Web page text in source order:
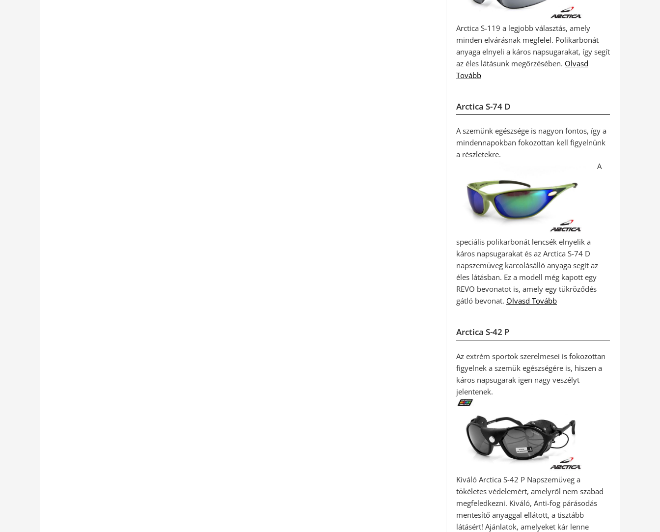
Arctica S-119 a legjobb választás, amely
minden elvárásnak megfelel. Polikarbonát
anyaga elnyeli a káros napsugarakat, így segít
az éles látásunk megőrzésében. Olvasd
Tovább
Arctica S-74 D
A szemünk egészsége is nagyon fontos, így a
mindennapokban fokozottan kell figyelnünk
a részletekre.
A
speciális polikarbonát lencsék elnyelik a
káros napsugarakat és az Arctica S-74 D
napszemüveg karcolásálló anyaga segít az
éles látásban. Ez a modell még kapott egy
REVO bevonatot is, amely egy tükröződés
gátló bevonat. Olvasd Tovább
Arctica S-42 P
Az extrém sportok szerelmesei is fokozottan
figyelnek a szemük egészségére is, hiszen a
káros napsugarak igen nagy veszélyt
jelentenek.
Kiváló Arctica S-42 P Napszemüveg a
tökéletes védelemért, amelyről nem szabad
megfeledkezni. Kiváló, Anti-fog párásodás
mentesítő anyaggal ellátott, a tisztább
látásért! Ajánlatok, amelyeket kár lenne